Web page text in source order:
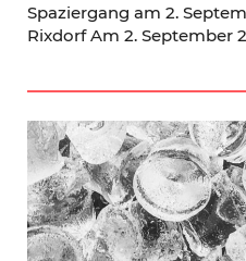
Spaziergang am 2.
Rixdorf Am 2. September